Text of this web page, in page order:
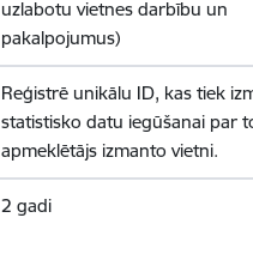
uzlabotu vietnes darbību un
pakalpojumus)
Reģistrē unikālu ID, kas tiek
statistisko datu iegūšanai par
apmeklētājs izmanto vietni.
2 gadi